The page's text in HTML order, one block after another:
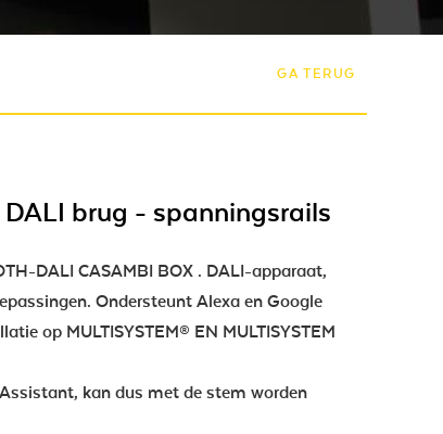
GA TERUG
DALI brug - spanningsrails
DALI CASAMBI BOX . DALI-apparaat,
Ondersteunt Alexa en Google
op MULTISYSTEM® EN MULTISYSTEM
kan dus met de stem worden